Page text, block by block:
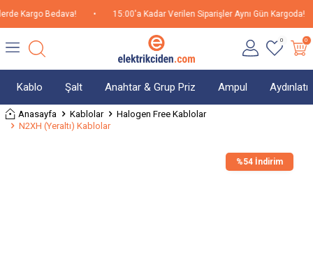
Kargo Bedava! 15:00'a Kadar Verilen Siparişler Aynı Gün Kargoda!
0 0
Kablo Şalt Anahtar & Grup Priz Ampul
Anasayfa Kablolar
Halogen Free Kablolar
N2XH (Yeraltı) Kablolar
%54 İndirim